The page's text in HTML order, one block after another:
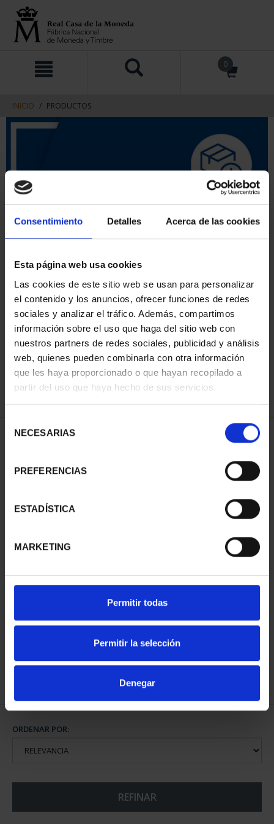
Consentimiento Detalles Acerca de las cookies
Esta página web usa cookies
Las cookies de este sitio web se usan para personalizar
el contenido y los anuncios, ofrecer funciones de redes
sociales y analizar el tráfico. Además, compartimos
información sobre el uso que haga del sitio web con
nuestros partners de redes sociales, publicidad y análisis
web, quienes pueden combinarla con otra información
que les haya proporcionado o que hayan recopilado a
partir del uso que haya hecho de sus servicios.
NECESARIAS
PREFERENCIAS
ESTADÍSTICA
MARKETING
Permitir todas
Permitir la selección
Denegar
contenido
navegacin
0
INICIO PRODUCTOS
ORDENAR POR:
REFINAR
2 Productos encontrados
CIUDADES PATRIMONIO
73,00 €
CIUDADES PATRIMONIO
73,00 €
ORDENAR POR:
REFINAR